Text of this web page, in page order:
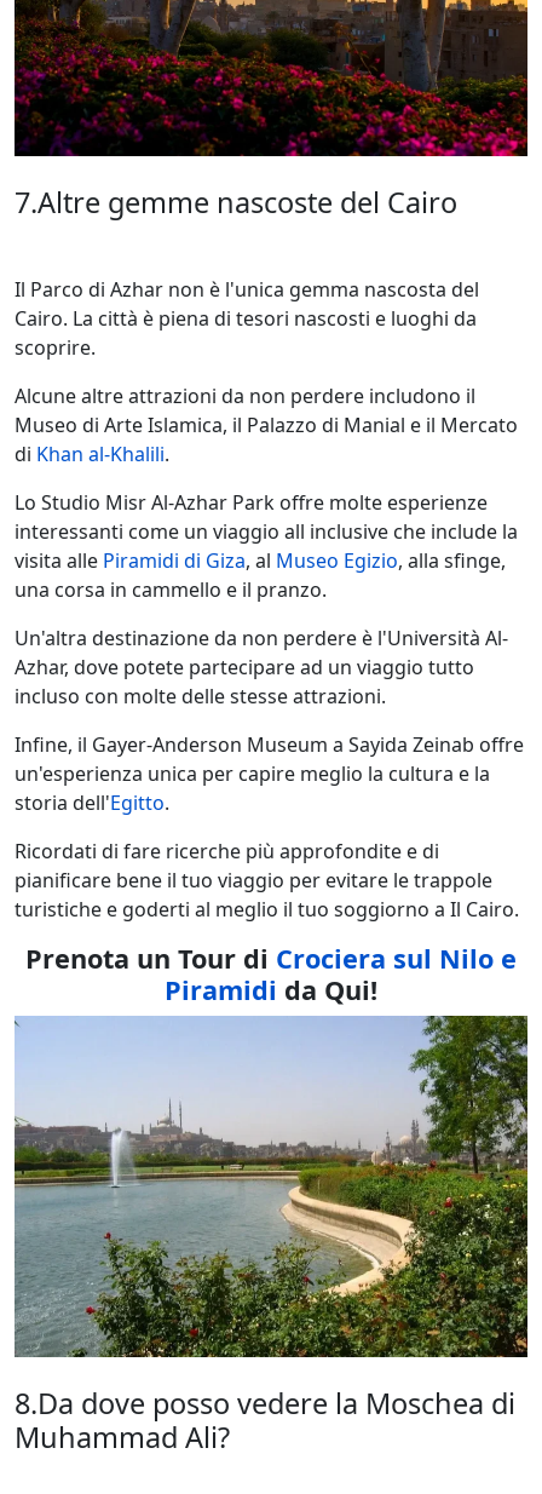
7.Altre gemme nascoste del Cairo
Il Parco di Azhar non è l'unica gemma nascosta del
Cairo. La città è piena di tesori nascosti e luoghi da
scoprire.
Alcune altre attrazioni da non perdere includono il
Museo di Arte Islamica, il Palazzo di Manial e il Mercato
di Khan al-Khalili.
Lo Studio Misr Al-Azhar Park offre molte esperienze
interessanti come un viaggio all inclusive che include la
visita alle Piramidi di Giza, al Museo Egizio, alla sfinge,
una corsa in cammello e il pranzo.
Un'altra destinazione da non perdere è l'Università Al-
Azhar, dove potete partecipare ad un viaggio tutto
incluso con molte delle stesse attrazioni.
Infine, il Gayer-Anderson Museum a Sayida Zeinab offre
un'esperienza unica per capire meglio la cultura e la
storia dell'Egitto.
Ricordati di fare ricerche più approfondite e di
pianificare bene il tuo viaggio per evitare le trappole
turistiche e goderti al meglio il tuo soggiorno a Il Cairo.
Prenota un Tour di Crociera sul Nilo e
Piramidi da Qui!
8.Da dove posso vedere la Moschea di
Muhammad Ali?